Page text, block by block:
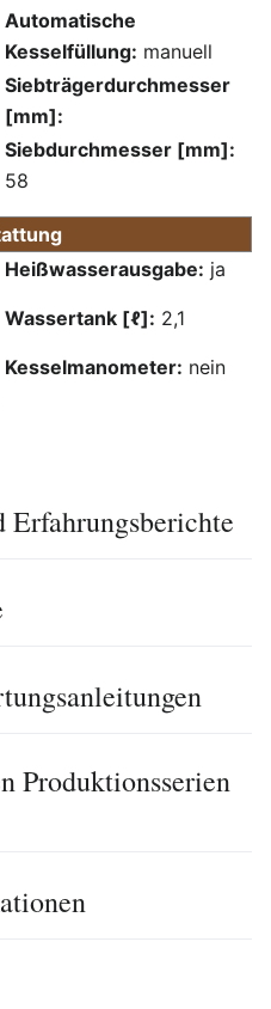
Automatische
Kesselfüllung: manuell
Siebträgerdurchmesser
[mm]:
Siebdurchmesser [mm]:
58
Heißwasserausgabe: ja
Wassertank [ℓ]: 2,1
Kesselmanometer: nein
Produktionsserien